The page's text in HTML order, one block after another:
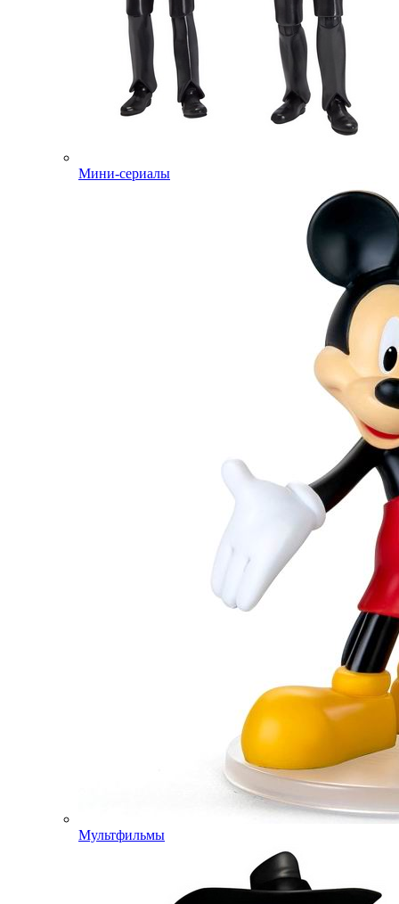
Мини-сериалы
Мультфильмы